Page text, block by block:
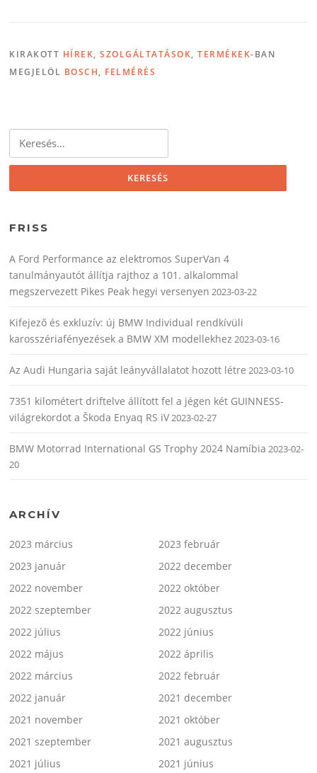
KIRAKOTT HÍREK,SZOLGÁLTATÁSOK,TERMÉKEK-BAN
MEGJELÖL BOSCH, FELMÉRÉS
Keresés:
FRISS
A Ford Performance az elektromos SuperVan 4
tanulmányautót állítja rajthoz a 101. alkalommal
megszervezett Pikes Peak hegyi versenyen 2023-03-22
Kifejező és exkluzív: új BMW Individual rendkívüli
karosszériafényezések a BMW XM modellekhez 2023-03-16
Az Audi Hungaria saját leányvállalatot hozott létre 2023-03-10
7351 kilométert driftelve állított fel a jégen két GUINNESS-
világrekordot a Škoda Enyaq RS iV2023-02-27
BMW Motorrad International GS Trophy 2024 Namíbia 2023-02-
20
ARCHÍV
2023 március
2023 február
2023 január
2022 december
2022 november
2022 október
2022 szeptember
2022 augusztus
2022 július
2022 június
2022 május
2022 április
2022 március
2022 február
2022 január
2021 december
2021 november
2021 október
2021 szeptember
2021 augusztus
2021 július
2021 június